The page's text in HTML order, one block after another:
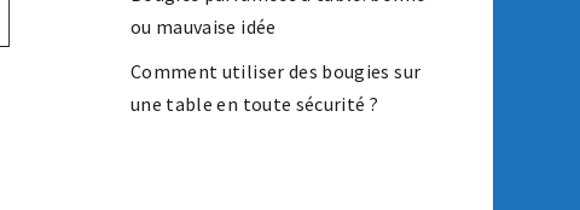
ou mauvaise idée
Comment utiliser des bougies sur
une table en toute sécurité ?